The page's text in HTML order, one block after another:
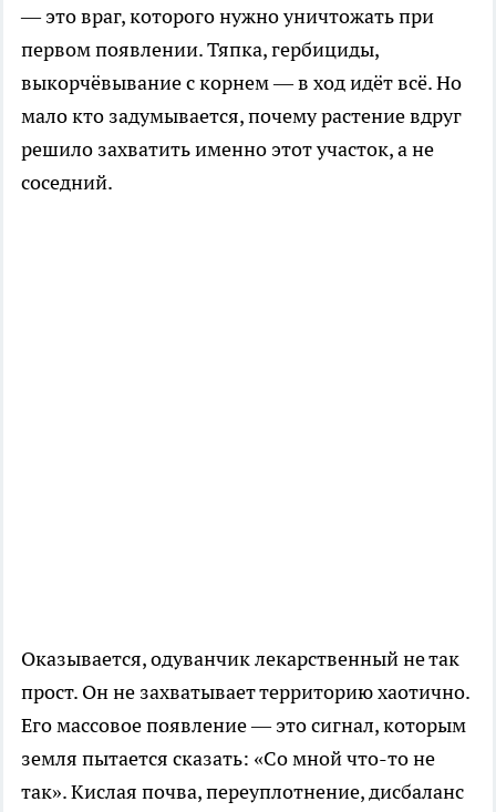
— это враг, которого нужно уничтожать при
первом появлении. Тяпка, гербициды,
выкорчёвывание с корнем — в ход идёт всё. Но
мало кто задумывается, почему растение вдруг
решило захватить именно этот участок, а не
соседний.
Оказывается, одуванчик лекарственный не так
прост. Он не захватывает территорию хаотично.
Его массовое появление — это сигнал, которым
земля пытается сказать: «Со мной что-то не
так». Кислая почва, переуплотнение, дисбаланс